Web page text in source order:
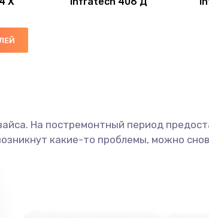
На постремонтный период
какие-то проблемы, можно